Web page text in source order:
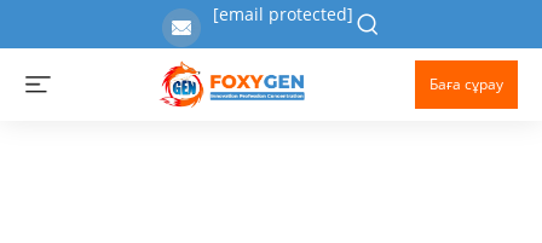
[email protected]
Баға сұрау